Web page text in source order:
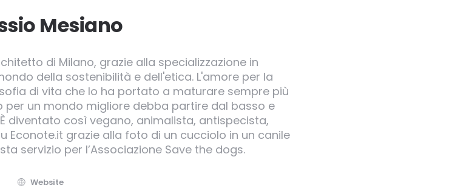
Mesiano
di Milano, grazie alla specializzazione in
della sostenibilità e dell'etica. L'amore per la
di vita che lo ha portato a maturare sempre più
per un mondo migliore debba partire dal basso e
diventato così vegano, animalista, antispecista,
Econote.it grazie alla foto di un cucciolo in un canile
servizio per l’Associazione Save the dogs.
Website